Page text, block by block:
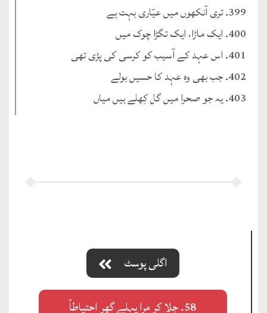
399۔ تری آنکھوں میں عیّاری بہت ہے
400۔ ایک ماڑا، ایک تگڑا چوک میں
401۔ اس عہد کے آسیب کو کرسی کی پڑی تھی
402۔ جب بھی وہ عہد کا حسیں بولے
403۔ یہ جو صحرا میں گل کِھلے ہیں میاں
اگلی پوسٹ
58۔ جلا کر مرا پہلے گھر احتیاطاً